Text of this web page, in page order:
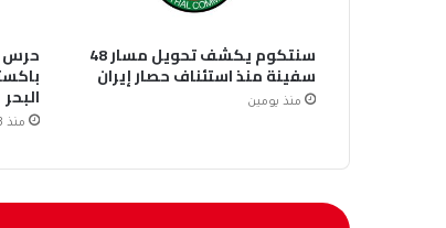
سنتكوم يكشف تحويل مسار 48
سفينة منذ استئناف حصار إيران
منذ يومين
حرس
البحر
منذ 3 أيام